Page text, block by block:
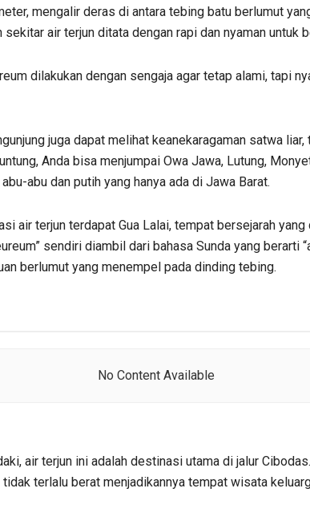
mengalir deras di antara tebing batu berlumut
air terjun ditata dengan rapi dan nyaman untuk
dilakukan dengan sengaja agar tetap alami, tapi
juga dapat melihat keanekaragaman satwa
Anda bisa menjumpai Owa Jawa, Lutung,
abu dan putih yang hanya ada di Jawa Barat.
air terjun terdapat Gua Lalai, tempat bersejarah
sendiri diambil dari bahasa Sunda yang berarti
berlumut yang menempel pada dinding tebing.
No Content Available
air terjun ini adalah destinasi utama di jalur
terlalu berat menjadikannya tempat wisata